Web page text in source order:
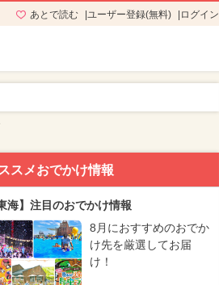
あとで読む ユーザー登録(無料) ログイン
スメおでかけ情報
海】注目のおでかけ情報
8月におすすめのおでか
け先を厳選してお届
け！